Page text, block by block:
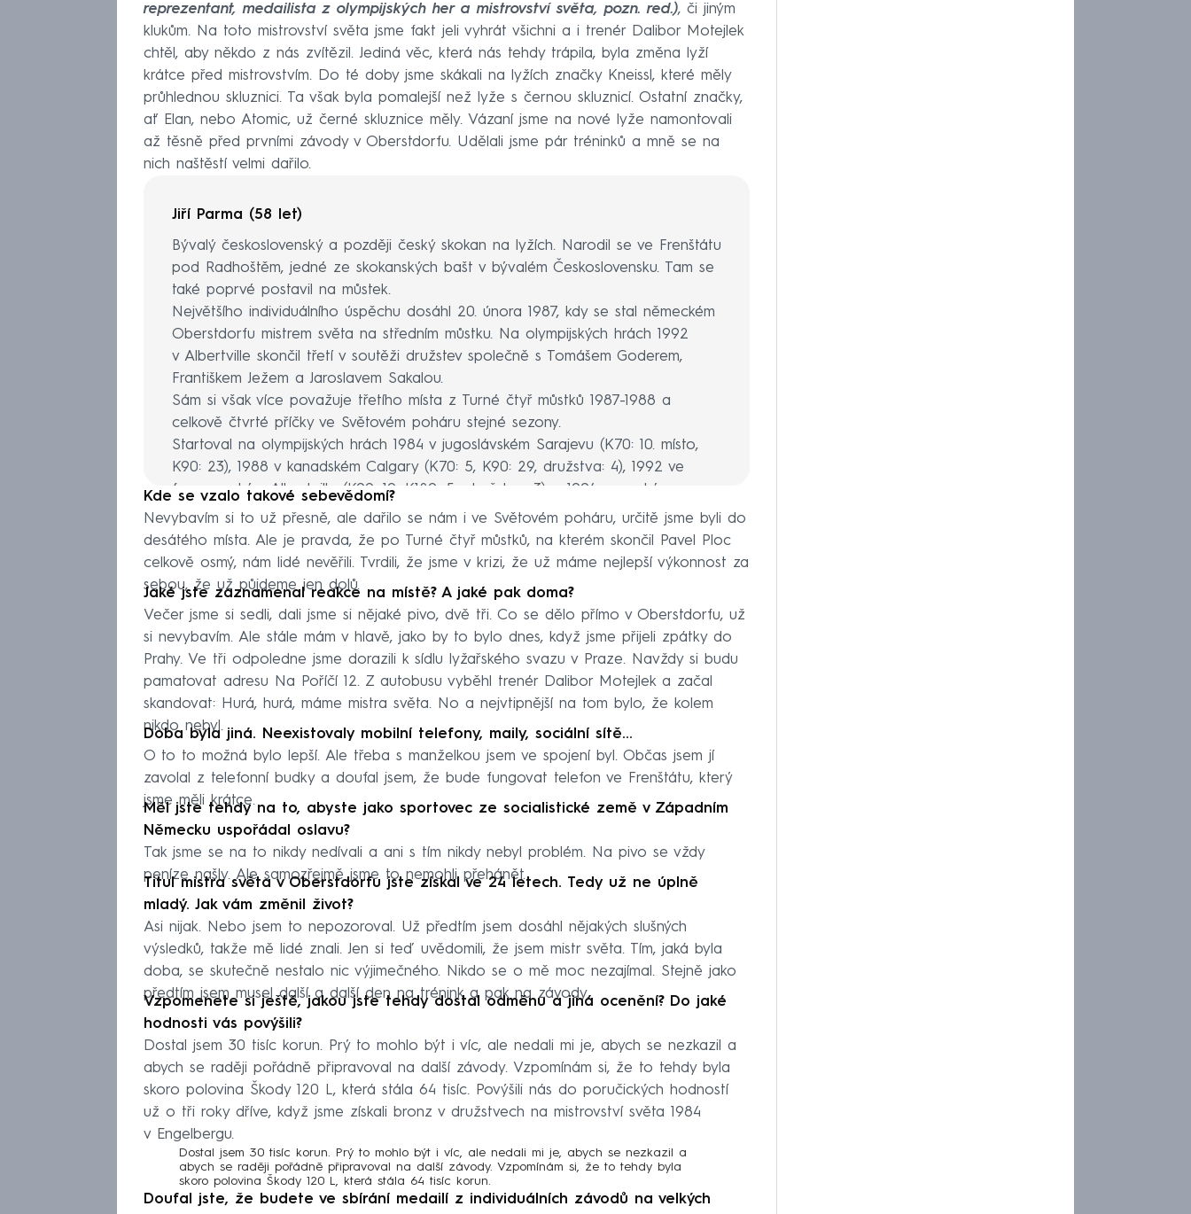
reprezentant, medailista z olympijských her a mistrovství světa, pozn. red.), či jiným
klukům. Na toto mistrovství světa jsme fakt jeli vyhrát všichni a i trenér Dalibor Motejlek
chtěl, aby někdo z nás zvítězil. Jediná věc, která nás tehdy trápila, byla změna lyží
krátce před mistrovstvím. Do té doby jsme skákali na lyžích značky Kneissl, které měly
průhlednou skluznici. Ta však byla pomalejší než lyže s černou skluznicí. Ostatní značky,
ať Elan, nebo Atomic, už černé skluznice měly. Vázaní jsme na nové lyže namontovali
až těsně před prvními závody v Oberstdorfu. Udělali jsme pár tréninků a mně se na
nich naštěstí velmi dařilo.
Jiří Parma (58 let)
Bývalý československý a později český skokan na lyžích. Narodil se ve Frenštátu
pod Radhoštěm, jedné ze skokanských bašt v bývalém Československu. Tam se
také poprvé postavil na můstek.
Největšího individuálního úspěchu dosáhl 20. února 1987, kdy se stal německém
Oberstdorfu mistrem světa na středním můstku. Na olympijských hrách 1992
v Albertville skončil třetí v soutěži družstev společně s Tomášem Goderem,
Františkem Ježem a Jaroslavem Sakalou.
Sám si však více považuje třetího místa z Turné čtyř můstků 1987-1988 a
celkově čtvrté příčky ve Světovém poháru stejné sezony.
Startoval na olympijských hrách 1984 v jugoslávském Sarajevu (K70: 10. místo,
K90: 23), 1988 v kanadském Calgary (K70: 5, K90: 29, družstva: 4), 1992 ve
francouzském Albertville (K90: 10, K120: 5., družstva: 3) a 1994 v norském
Lillehammeru (K90: 19., K120: 39.)
Ze sedmi světových šampionátů má čtyři medaile, kromě zlata ještě stříbro ze
švédského Falunu 1992 a bronzy ze švýcarského Engelbergu a finského Lahti
vždy v družstvech.
Nyní vlastní dva penziony se jménem Parma a provozuje Hotel Park v Ostružné
v oblasti Ramzovského sedla v Jeseníkách.
Kde se vzalo takové sebevědomí?
Nevybavím si to už přesně, ale dařilo se nám i ve Světovém poháru, určitě jsme byli do
desátého místa. Ale je pravda, že po Turné čtyř můstků, na kterém skončil Pavel Ploc
celkově osmý, nám lidé nevěřili. Tvrdili, že jsme v krizi, že už máme nejlepší výkonnost za
sebou, že už půjdeme jen dolů.
Jaké jste zaznamenal reakce na místě? A jaké pak doma?
Večer jsme si sedli, dali jsme si nějaké pivo, dvě tři. Co se dělo přímo v Oberstdorfu, už
si nevybavím. Ale stále mám v hlavě, jako by to bylo dnes, když jsme přijeli zpátky do
Prahy. Ve tři odpoledne jsme dorazili k sídlu lyžařského svazu v Praze. Navždy si budu
pamatovat adresu Na Poříčí 12. Z autobusu vyběhl trenér Dalibor Motejlek a začal
skandovat: Hurá, hurá, máme mistra světa. No a nejvtipnější na tom bylo, že kolem
nikdo nebyl.
Doba byla jiná. Neexistovaly mobilní telefony, maily, sociální sítě…
O to to možná bylo lepší. Ale třeba s manželkou jsem ve spojení byl. Občas jsem jí
zavolal z telefonní budky a doufal jsem, že bude fungovat telefon ve Frenštátu, který
jsme měli krátce.
Měl jste tehdy na to, abyste jako sportovec ze socialistické země v Západním
Německu uspořádal oslavu?
Tak jsme se na to nikdy nedívali a ani s tím nikdy nebyl problém. Na pivo se vždy
peníze našly. Ale samozřejmě jsme to nemohli přehánět.
Titul mistra světa v Oberstdorfu jste získal ve 24 letech. Tedy už ne úplně
mladý. Jak vám změnil život?
Asi nijak. Nebo jsem to nepozoroval. Už předtím jsem dosáhl nějakých slušných
výsledků, takže mě lidé znali. Jen si teď uvědomili, že jsem mistr světa. Tím, jaká byla
doba, se skutečně nestalo nic výjimečného. Nikdo se o mě moc nezajímal. Stejně jako
předtím jsem musel další a další den na trénink a pak na závody.
Vzpomenete si ještě, jakou jste tehdy dostal odměnu a jiná ocenění? Do jaké
hodnosti vás povýšili?
Dostal jsem 30 tisíc korun. Prý to mohlo být i víc, ale nedali mi je, abych se nezkazil a
abych se raději pořádně připravoval na další závody. Vzpomínám si, že to tehdy byla
skoro polovina Škody 120 L, která stála 64 tisíc. Povýšili nás do poručických hodností
už o tři roky dříve, když jsme získali bronz v družstvech na mistrovství světa 1984
v Engelbergu.
Dostal jsem 30 tisíc korun. Prý to mohlo být i víc, ale nedali mi je, abych se nezkazil a
abych se raději pořádně připravoval na další závody. Vzpomínám si, že to tehdy byla
skoro polovina Škody 120 L, která stála 64 tisíc korun.
Doufal jste, že budete ve sbírání medailí z individuálních závodů na velkých